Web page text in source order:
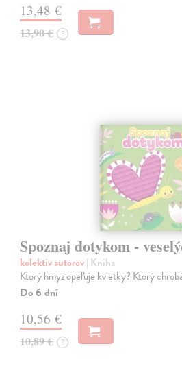
13,48 €
13,90 € ?
Spoznaj dotykom -
kolektív autorov| Kniha
Ktorý hmyz opeľuje kvietky? Ktorý
Do 6 dní
10,56 €
10,89 € ?